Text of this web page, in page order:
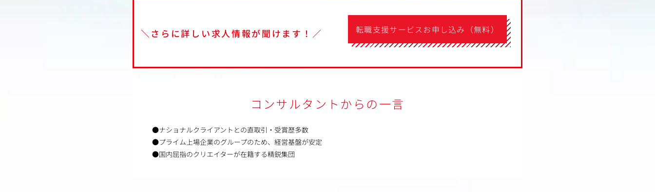
＼さらに詳しい求人情報が聞けます！／ 転職支援サービスお申し込み（無料）
コンサルタントからの一言
●ナショナルクライアントとの直取引・受賞歴多数
●プライム上場企業のグループのため、経営基盤が安定
●国内屈指のクリエイターが在籍する精鋭集団